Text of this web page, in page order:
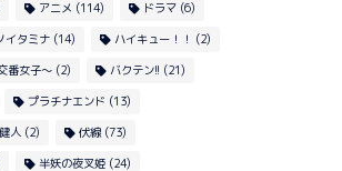
アニメ (114) ドラマ(6)
イタミナ(14) ハイキュー！！ (2)
番女子〜(2) バクテン!! (21)
プラチナエンド (13)
人(2) 伏線(73)
半妖の夜叉姫(24)